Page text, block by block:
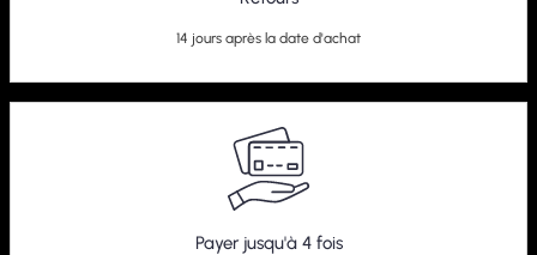
14 jours après la date d'achat
Payer jusqu'à 4 fois